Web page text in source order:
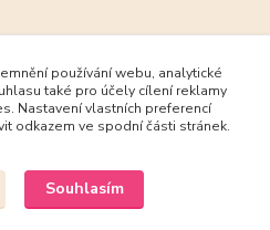
cookies.
používání webu, analytické
také pro účely cílení reklamy
Nastavení vlastních preferencí
odkazem ve spodní části stránek.
Souhlasím